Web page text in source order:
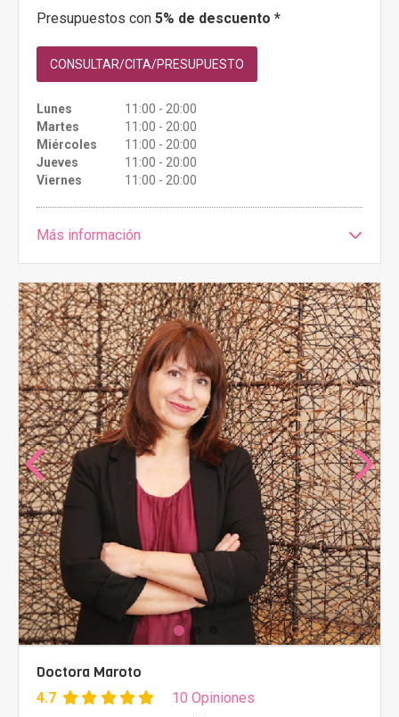
Presupuestos con 5% de descuento *
CONSULTAR/CITA/PRESUPUESTO
Lunes
11:00 - 20:00
Martes
11:00 - 20:00
Miércoles
11:00 - 20:00
Jueves
11:00 - 20:00
Viernes
11:00 - 20:00
Más información
Doctora Maroto
4.7 10 Opiniones